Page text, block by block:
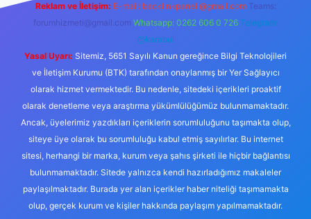
Reklam ve İletişim: E-mail: backlinkpaneli@gmail.com Teams:
forumhizmeti@gmail.com Whatsapp: 0262 606 0 726 Telegram:
@karabul
Yasal Uyarı: Sitemiz, 5651 Sayılı Kanun gereğince Bilgi Teknolojileri
ve İletişim Kurumu (BTK) tarafından onaylanmış bir Yer Sağlayıcı
olarak hizmet vermektedir. Bu nedenle, sitedeki içerikleri proaktif
olarak denetleme veya araştırma yükümlülüğümüz bulunmamaktadır.
Ancak, üyelerimiz yazdıkları içeriklerin sorumluluğunu taşımakta olup,
siteye üye olarak bu sorumluluğu kabul etmiş sayılırlar. Bu internet
sitesi, herhangi bir marka, kurum veya şahıs şirketi ile hiçbir bağlantısı
bulunmamaktadır. Sitede yalnızca kendi hazırladığımız makaleler
paylaşılmaktadır. Burada yer alan içerikler haber niteliği taşımamakta
olup, gerçek kurum ve kişiler hakkında paylaşım yapılmamaktadır.